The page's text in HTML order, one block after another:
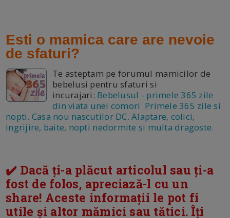
Esti o mamica care are nevoie
de sfaturi?
Te asteptam pe forumul mamicilor de
bebelusi pentru sfaturi si
incurajari: Bebelusul - primele 365 zile
din viata unei comori Primele 365 zile si
nopti. Casa nou nascutilor DC. Alaptare, colici,
ingrijire, baite, nopti nedormite si multa dragoste.
✔️ Dacă ți-a plăcut articolul sau ți-a
fost de folos, apreciază-l cu un
share! Aceste informații le pot fi
utile și altor mămici sau tătici. Îți